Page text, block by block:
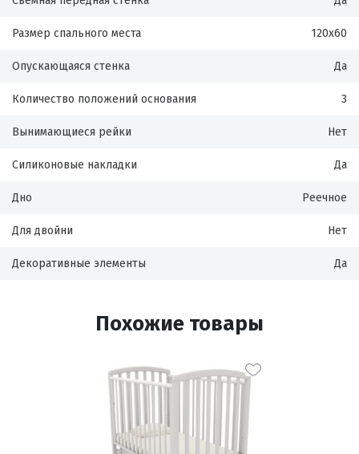
Размер спального места 120х60
Опускающаяся стенка Да
Количество положений основания 3
Вынимающиеся рейки Нет
Силиконовые накладки Да
Дно Реечное
Для двойни Нет
Декоративные элементы Да
Похожие товары